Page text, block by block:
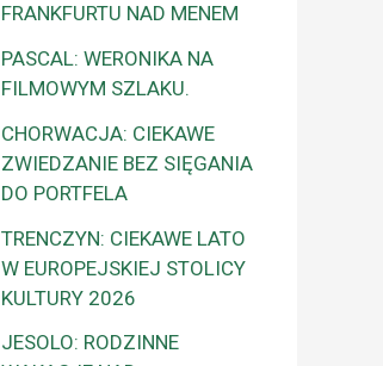
FRANKFURTU NAD MENEM
PASCAL: WERONIKA NA
FILMOWYM SZLAKU.
CHORWACJA: CIEKAWE
ZWIEDZANIE BEZ SIĘGANIA
DO PORTFELA
TRENCZYN: CIEKAWE LATO
W EUROPEJSKIEJ STOLICY
KULTURY 2026
JESOLO: RODZINNE